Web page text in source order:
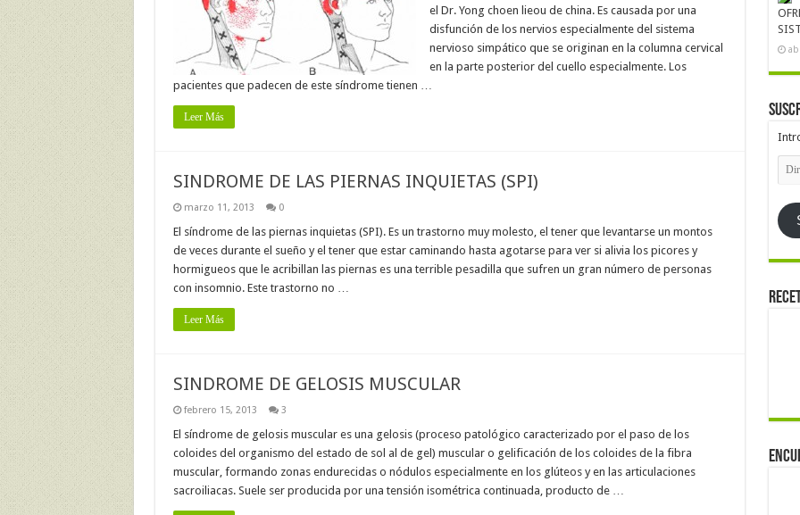
el Dr. Yong choen lieou de china. Es causada por una
disfunción de los nervios especialmente del sistema
nervioso simpático que se originan en la columna cervical
en la parte posterior del cuello especialmente. Los
pacientes que padecen de este síndrome tienen …
Leer Más
SINDROME DE LAS PIERNAS INQUIETAS (SPI)
marzo 11, 2013 0
El síndrome de las piernas inquietas (SPI). Es un trastorno muy molesto, el tener que levantarse un montos
de veces durante el sueño y el tener que estar caminando hasta agotarse para ver si alivia los picores y
hormigueos que le acribillan las piernas es una terrible pesadilla que sufren un gran número de personas
con insomnio. Este trastorno no …
Leer Más
SINDROME DE GELOSIS MUSCULAR
febrero 15, 2013 3
El síndrome de gelosis muscular es una gelosis (proceso patológico caracterizado por el paso de los
coloides del organismo del estado de sol al de gel) muscular o gelificación de los coloides de la fibra
muscular, formando zonas endurecidas o nódulos especialmente en los glúteos y en las articulaciones
sacroiliacas. Suele ser producida por una tensión isométrica continuada, producto de …
de